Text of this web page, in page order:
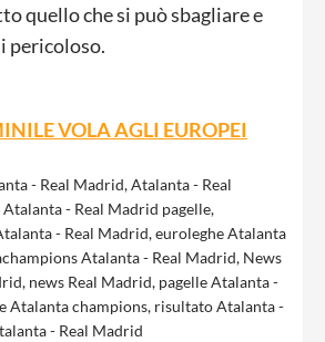
quello che si può sbagliare e
pericoloso.
VOLA AGLI EUROPEI
- Real Madrid,Atalanta - Real
Atalanta - Real Madrid pagelle,
- Real Madrid,euroleghe Atalanta
Atalanta - Real Madrid, News
, news Real Madrid, pagelle Atalanta -
Atalanta champions, risultato Atalanta -
- Real Madrid